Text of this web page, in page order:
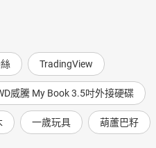
TradingView
威騰 My Book 3.5吋外接硬碟
一歲玩具 葫蘆巴籽